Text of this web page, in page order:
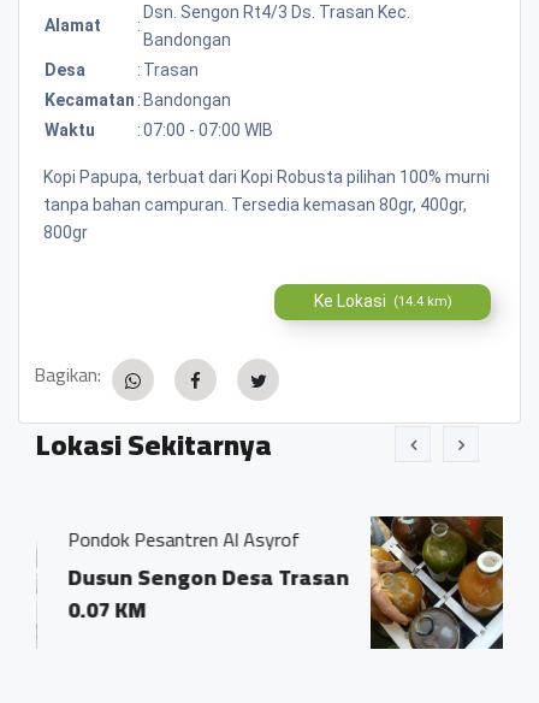
Alamat :
Dsn. Sengon Rt4/3 Ds. Trasan Kec.
Bandongan
Desa
: Trasan
Kecamatan : Bandongan
Waktu
:07:00 - 07:00 WIB
Kopi Papupa, terbuat dari Kopi Robusta pilihan 100% murni
tanpa bahan campuran. Tersedia kemasan 80gr, 400gr,
800gr
Ke Lokasi (14.4 km)
Bagikan:
Lokasi Sekitarnya
Al Asyrof
Desa Trasan
Jamu Tradisisional Madun
Dsn. Sengon RT04/
Trasan Kec.
0.03 KM